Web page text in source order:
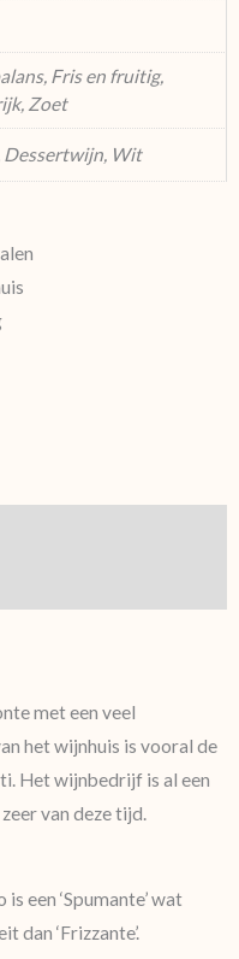
Fris en fruitig,
Zoet
Dessertwijn, Wit
met een veel
het wijnhuis is vooral de
Het wijnbedrijf is al een
van deze tijd.
een ‘Spumante’ wat
dan ‘Frizzante’.